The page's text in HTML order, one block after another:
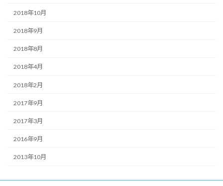
2018年10月
2018年9月
2018年8月
2018年4月
2018年2月
2017年9月
2017年3月
2016年9月
2013年10月